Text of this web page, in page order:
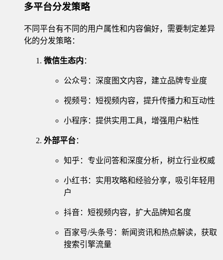
多平台分发策略
不同平台有不同的用户属性和内容偏好，需要制定差异
化的分发策略：
微信生态内 ：
公众号：深度图文内容，建立品牌专业度
视频号：短视频内容，提升传播力和互动性
小程序：提供实用工具，增强用户粘性
外部平台：
知乎：专业问答和深度分析，树立行业权威
小红书：实用攻略和经验分享，吸引年轻用
户
抖音：短视频内容，扩大品牌知名度
百家号/头条号：新闻资讯和热点解读，获取
搜索引擎流量